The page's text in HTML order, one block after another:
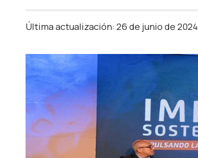
Última actualización: 26 de junio de 2024